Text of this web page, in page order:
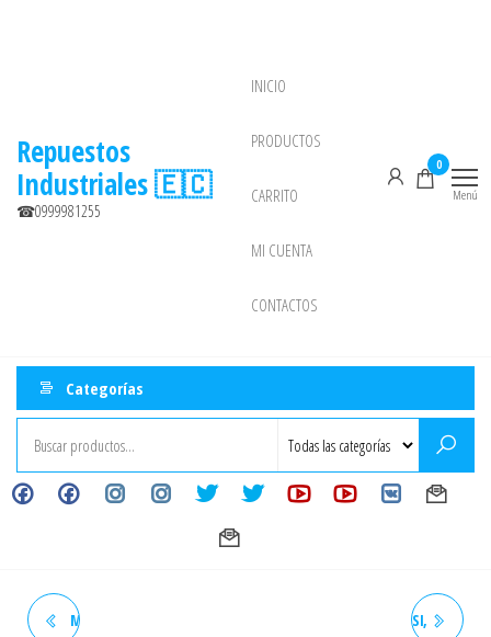
Repuestos
Industriales 🇪🇨
☎0999981255
INICIO
PRODUCTOS
CARRITO
MI CUENTA
CONTACTOS
0
Menú
Categorías
MANOMETRO DE 0 A 60 PSI, MANOMETRO DE 0 A 160 PSI,